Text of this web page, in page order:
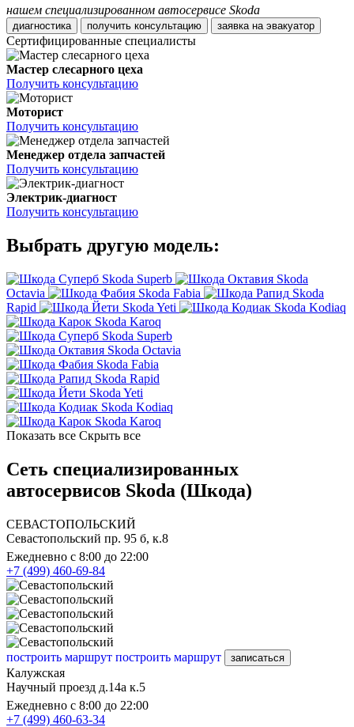
нашем специализированном автосервисе Skoda
диагностика получить консультацию заявка на эвакуатор
Сертифицированные специалисты
Мастер слесарного цеха
Получить консультацию
Моторист
Получить консультацию
Менеджер отдела запчастей
Получить консультацию
Электрик-диагност
Получить консультацию
Выбрать другую модель:
Skoda Superb
Skoda
Octavia
Skoda Fabia
Skoda
Rapid
Skoda Yeti
Skoda Kodiaq
Skoda Karoq
Skoda Superb
Skoda Octavia
Skoda Fabia
Skoda Rapid
Skoda Yeti
Skoda Kodiaq
Skoda Karoq
Показать все Скрыть все
Сеть специализированных
автосервисов Skoda (Шкода)
СЕВАСТОПОЛЬСКИЙ
Севастопольский пр. 95 б, к.8
Ежедневно с 8:00 до 22:00
+7 (499) 460-69-84
построить маршрут построить маршрут записаться
Калужская
Научный проезд д.14а к.5
Ежедневно с 8:00 до 22:00
+7 (499) 460-63-34